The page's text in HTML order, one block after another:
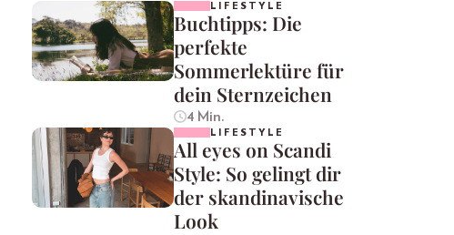
LIFESTYLE
Buchtipps: Die
perfekte
Sommerlektüre für
dein Sternzeichen
4 Min.
LIFESTYLE
All eyes on Scandi
Style: So gelingt dir
der skandinavische
Look